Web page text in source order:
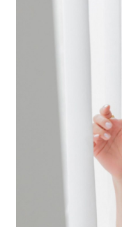
2.透過簡訊連結打開帳單後
帳／街口支付／iPASS
1.本服務係由「台灣大哥大
用戶於交易時，得透過本
買賣價金債權讓與本公司後
2.基於同意付款使用「大哥
資料（包含姓名、電話或
由本公司與您本人進行分
3.完整用戶服務條款，請詳
１．於結帳方式選擇「
結帳頁面，進行簡訊認證
２．訂單成立數日內，您將
３．收到繳費通知簡訊後
ATM／網路銀行／等多元
※ 請注意：結帳手續完成
購買商品的店家。未經商家
※ 交易是否成功請以「
是否繳費成功／繳費後需取
https://
１．透過由恩沛科技股份有
易，需依本服務之必要範
權轉讓予恩沛科技股份有限
２．關於個人資料處理事宜
３．未成年的使用者請事先
每筆NT$80，滿NT$888(
每筆NT$80，滿
每筆NT$80，滿
每筆NT$80，滿